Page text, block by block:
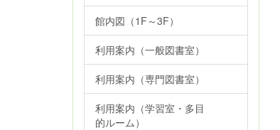
館内図（1F～3F）
利用案内（一般図書室）
利用案内（専門図書室）
利用案内（学習室・多目
的ルーム）